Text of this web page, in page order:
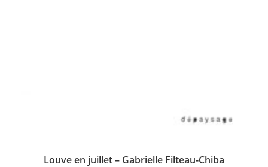
Louve en juillet – Gabrielle Filteau-Chiba